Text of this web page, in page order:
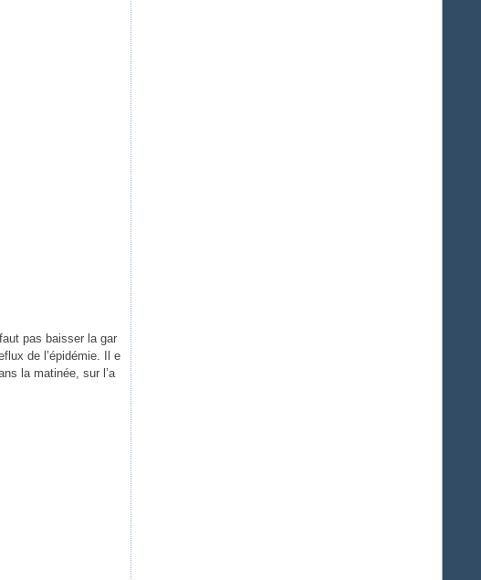
pas baisser la gar
de l’épidémie. Il e
la matinée, sur l’a